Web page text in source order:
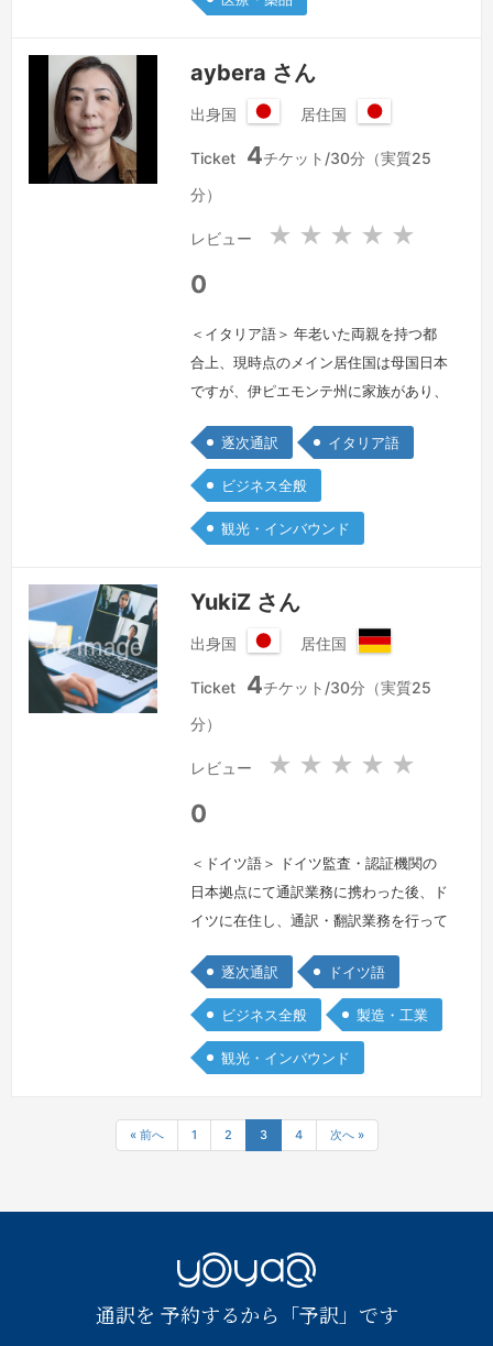
くの現場経験から、どのような環境にも
ました。…続きを見る »
aybera さん
出身国
本
居住国
本
Ticket 4チケット/30分（実質25
分）
レビュー ★ ★ ★ ★ ★
0
＜イタリア語＞ 年老いた両親を持つ都
合上、現時点のメイン居住国は母国日本
ですが、伊ピエモンテ州に家族があり、
でに通訳を行って来た現場はほぼ常にイ
タリア国内です。伊では様々な業界との
接点がありますが、とりわけ美食に関わ
る業務とのご縁を多数いただいて参りま
ン経営者である家族および共同経営者の
しも…続きを見る »
逐次通訳 イタリア語
ビジネス全般
観光・インバウンド
YukiZ さん
出身国
本
居住国
イ
邦
Ticket 4チケット/30分（実質25
分）
レビュー ★ ★ ★ ★ ★
0
＜ドイツ語＞ ドイツ監査・認証機関の
日本拠点にて通訳業務に携わった後、ド
イツに在住し、通訳・翻訳業務を行って
広い分野をカバーしています。（英語へ
の対応も可能です） 続きを見る »
逐次通訳 ドイツ語
ビジネス全般 製造・工業
観光・インバウンド
« 前へ 1 2 3 4 次へ »
YOYAQ（予
通訳を 予約するから「予訳」です